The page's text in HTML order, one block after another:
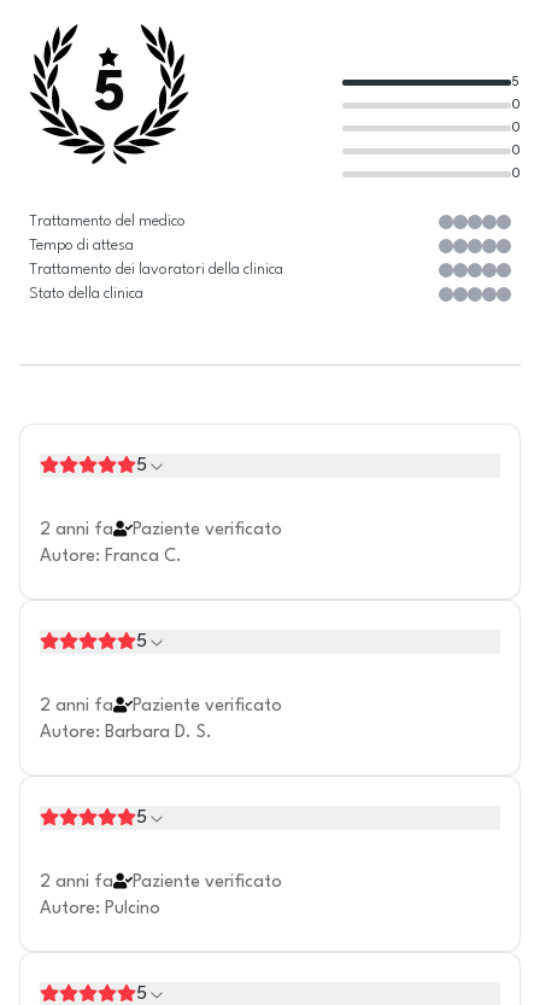
5
0
0
0
0
5
Trattamento del medico
Tempo di attesa
Trattamento dei lavoratori della clinica
Stato della clinica
5
2 anni fa
Paziente verificato
Autore: Franca C.
5
2 anni fa
Paziente verificato
Autore: Barbara D. S.
5
2 anni fa
Paziente verificato
Autore: Pulcino
5